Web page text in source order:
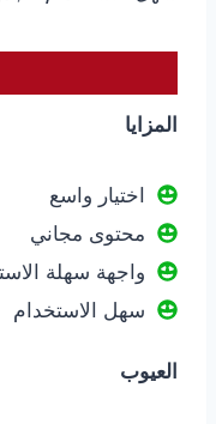
المزايا
اختيار واسع
محتوى مجاني
واجهة سهلة
سهل الاستخدام
العيوب